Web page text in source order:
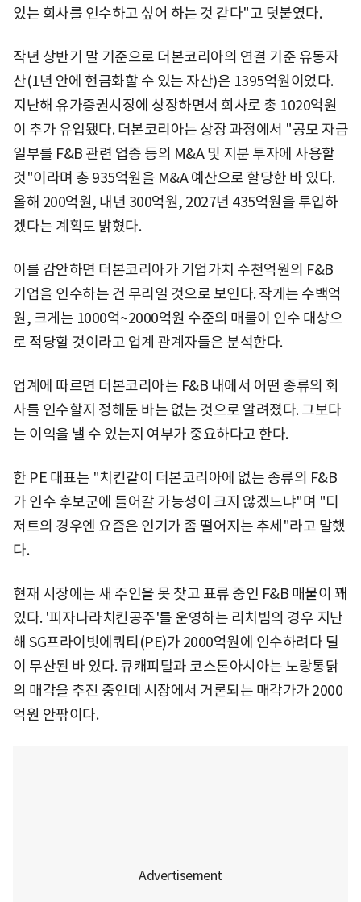
있는 회사를 인수하고 싶어 하는 것 같다"고 덧붙였다.
작년 상반기 말 기준으로 더본코리아의 연결 기준 유동자
산(1년 안에 현금화할 수 있는 자산)은 1395억원이었다.
지난해 유가증권시장에 상장하면서 회사로 총 1020억원
이 추가 유입됐다. 더본코리아는 상장 과정에서 "공모 자금
일부를 F&B 관련 업종 등의 M&A 및 지분 투자에 사용할
것"이라며 총 935억원을 M&A 예산으로 할당한 바 있다.
올해 200억원, 내년 300억원, 2027년 435억원을 투입하
겠다는 계획도 밝혔다.
이를 감안하면 더본코리아가 기업가치 수천억원의 F&B
기업을 인수하는 건 무리일 것으로 보인다. 작게는 수백억
원, 크게는 1000억~2000억원 수준의 매물이 인수 대상으
로 적당할 것이라고 업계 관계자들은 분석한다.
업계에 따르면 더본코리아는 F&B 내에서 어떤 종류의 회
사를 인수할지 정해둔 바는 없는 것으로 알려졌다. 그보다
는 이익을 낼 수 있는지 여부가 중요하다고 한다.
한 PE 대표는 "치킨같이 더본코리아에 없는 종류의 F&B
가 인수 후보군에 들어갈 가능성이 크지 않겠느냐"며 "디
저트의 경우엔 요즘은 인기가 좀 떨어지는 추세"라고 말했
다.
현재 시장에는 새 주인을 못 찾고 표류 중인 F&B 매물이 꽤
있다. '피자나라치킨공주'를 운영하는 리치빔의 경우 지난
해 SG프라이빗에쿼티(PE)가 2000억원에 인수하려다 딜
이 무산된 바 있다. 큐캐피탈과 코스톤아시아는 노랑통닭
의 매각을 추진 중인데 시장에서 거론되는 매각가가 2000
억원 안팎이다.